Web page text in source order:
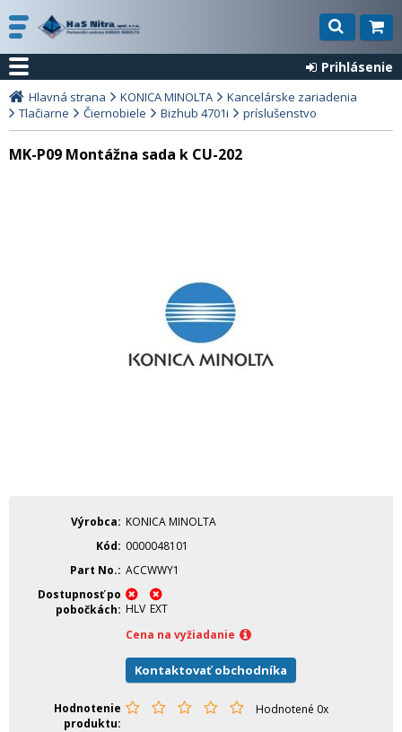
Prihlásenie
Hlavná strana KONICA MINOLTA
Kancelárske zariadenia
Tlačiarne
Čiernobiele Bizhub 4701i príslušenstvo
MK-P09 Montážna sada k CU-202
Výrobca
KONICA MINOLTA
Kód
0000048101
Part No. ACCWWY1
Dostupnosť po
pobočkách
HLV EXT
Cena na vyžiadanie
Kontaktovať obchodníka
Hodnotenie
produktu
Hodnotené 0x